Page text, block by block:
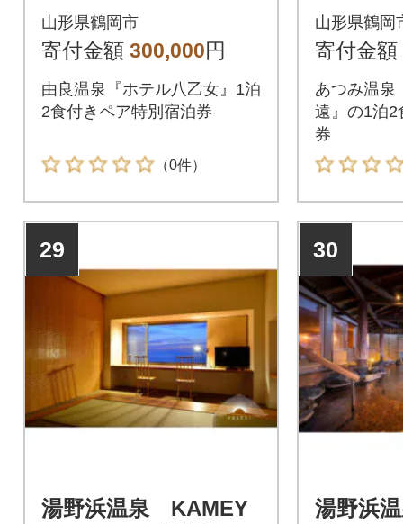
様) 【食と温泉のこ
だわりプラン】
山形県鶴岡市
寄付金額 300,000円
由良温泉『ホテル八乙女』1泊
2食付きペア特別宿泊券
（0件）
(二名様
のこだ
山形県鶴岡
寄付金額
あつみ温泉
遠』の1泊2
券
29
湯野浜温泉 KAMEY
30
湯野浜